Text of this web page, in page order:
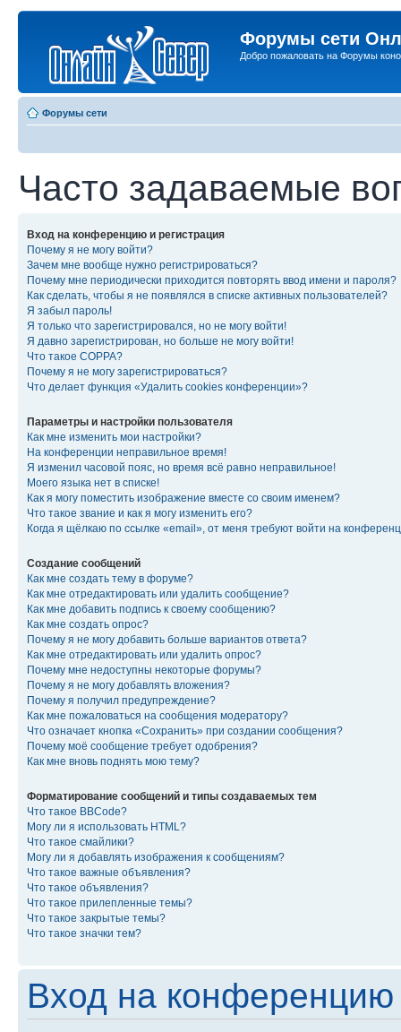
Форумы сети
Добро пожаловать на Форумы
Форумы сети
Часто задаваемые
Вход на конференцию и регистрация
Почему я не могу войти?
Зачем мне вообще нужно регистрироваться?
Почему мне периодически приходится повторять ввод имени и пароля?
Как сделать, чтобы я не появлялся в списке активных пользователей?
Я забыл пароль!
Я только что зарегистрировался, но не могу войти!
Я давно зарегистрирован, но больше не могу войти!
Что такое COPPA?
Почему я не могу зарегистрироваться?
Что делает функция «Удалить cookies конференции»?
Параметры и настройки пользователя
Как мне изменить мои настройки?
На конференции неправильное время!
Я изменил часовой пояс, но время всё равно неправильное!
Моего языка нет в списке!
Как я могу поместить изображение вместе со своим именем?
Что такое звание и как я могу изменить его?
Когда я щёлкаю по ссылке «email», от меня требуют войти на
Создание сообщений
Как мне создать тему в форуме?
Как мне отредактировать или удалить сообщение?
Как мне добавить подпись к своему сообщению?
Как мне создать опрос?
Почему я не могу добавить больше вариантов ответа?
Как мне отредактировать или удалить опрос?
Почему мне недоступны некоторые форумы?
Почему я не могу добавлять вложения?
Почему я получил предупреждение?
Как мне пожаловаться на сообщения модератору?
Что означает кнопка «Сохранить» при создании сообщения?
Почему моё сообщение требует одобрения?
Как мне вновь поднять мою тему?
Форматирование сообщений и типы создаваемых тем
Что такое BBCode?
Могу ли я использовать HTML?
Что такое смайлики?
Могу ли я добавлять изображения к сообщениям?
Что такое важные объявления?
Что такое объявления?
Что такое прилепленные темы?
Что такое закрытые темы?
Что такое значки тем?
Вход на конференцию